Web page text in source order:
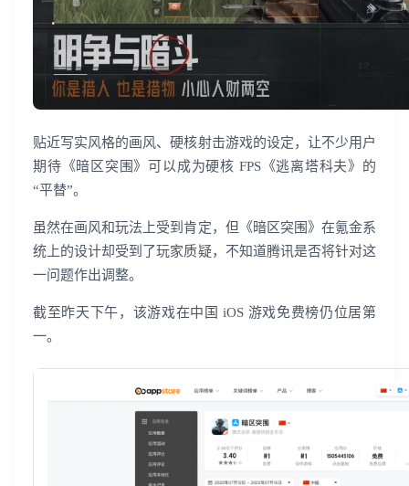
贴近写实风格的画风、硬核射击游戏的设定，让不少用户
期待《暗区突围》可以成为硬核 FPS《逃离塔科夫》的
“平替”。
虽然在画风和玩法上受到肯定，但《暗区突围》在氪金系
统上的设计却受到了玩家质疑，不知道腾讯是否将针对这
一问题作出调整。
截至昨天下午，该游戏在中国 iOS 游戏免费榜仍位居第
一。